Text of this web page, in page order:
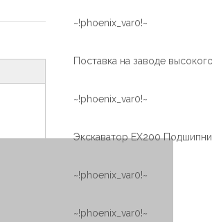
~!phoenix_var0!~
~!phoenix_var0!~
~!phoenix_var0!~
~!phoenix_var0!~